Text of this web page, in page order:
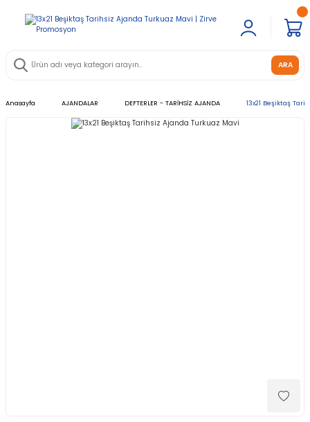
ARA
Anasayfa AJANDALAR DEFTERLER - TARİHSİZ AJANDA ​​13x21 Beşiktaş